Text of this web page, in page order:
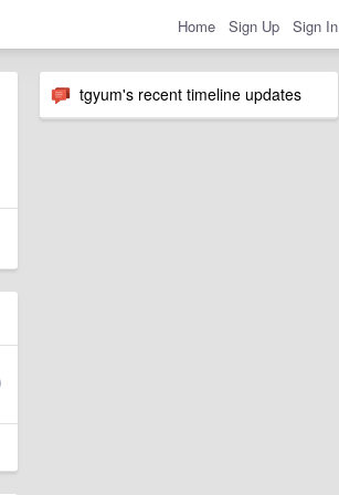
Home Sign Up Sign In
tgyum's recent timeline updates